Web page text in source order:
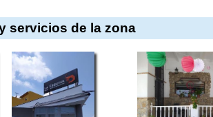
servicios de la zona